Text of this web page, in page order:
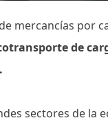
mercancías por
de
sectores de la